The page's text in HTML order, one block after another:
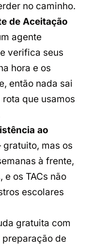
no caminho.
de Aceitação
agente
verifica seus
hora e os
então nada sai
rota que usamos
ao
mas os
à frente,
os TACs não
escolares
gratuita com
preparação de